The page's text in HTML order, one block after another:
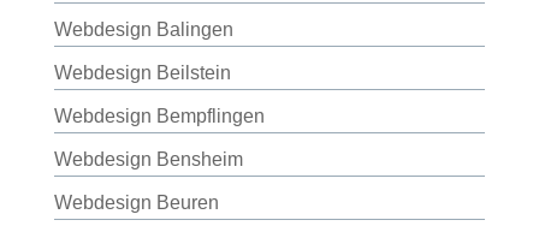
Webdesign Balingen
Webdesign Beilstein
Webdesign Bempflingen
Webdesign Bensheim
Webdesign Beuren